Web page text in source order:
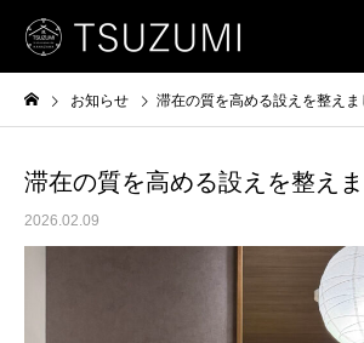
お知らせ 滞在の質を高める設えを整えま
滞在の質を高める設えを整え
2026.02.09